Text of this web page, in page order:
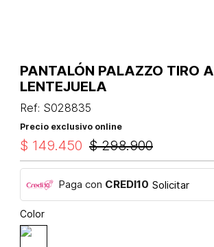
PANTALÓN PALAZZO TIRO
LENTEJUELA
Ref: S028835
Precio exclusivo online
$ 298.900
$ 149.450
Paga con CREDI10 Solicitar
Color